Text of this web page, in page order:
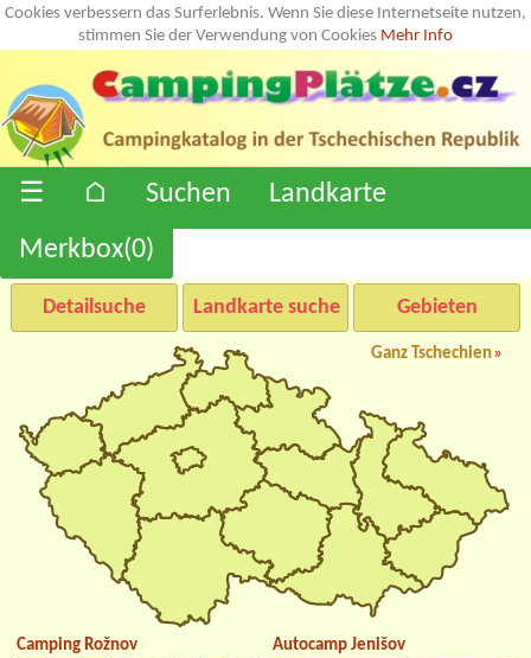
Cookies verbessern das Surferlebnis. Wenn Sie diese Internetseite nutzen,
stimmen Sie der Verwendung von Cookies Mehr Info
☰ ⌂ Suchen
Landkarte
Merkbox(0)
Detailsuche Landkarte suche Gebieten
Ganz Tschechien»
Camping Rožnov Autocamp Jenišov